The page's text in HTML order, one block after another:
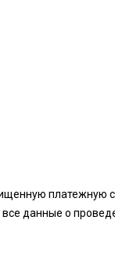
платежную
данные о